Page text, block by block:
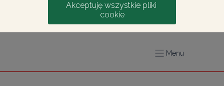
Akceptuję wszystkie pliki
cookie
Menu